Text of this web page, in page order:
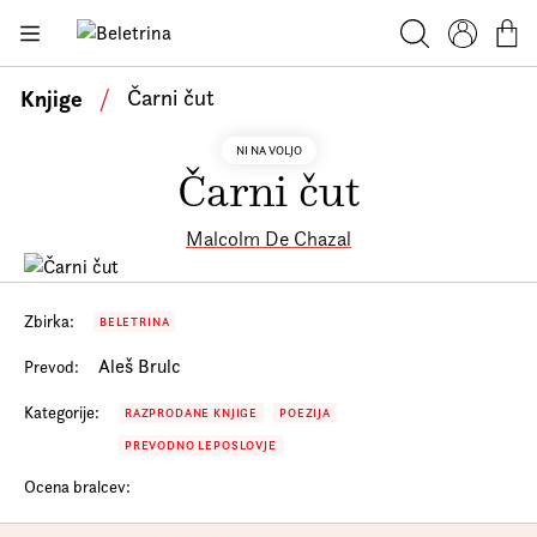
Beletrina
Knjige
Bralniki
Dogodki
Podkasti
Akcije
O nas
Knjige / Čarni čut
NI NA VOLJO
Čarni čut
Malcolm De Chazal
Zbirka: BELETRINA
Prevod: Aleš Brulc
Kategorije: RAZPRODANE KNJIGE POEZIJA
PREVODNO LEPOSLOVJE
Ocena bralcev: